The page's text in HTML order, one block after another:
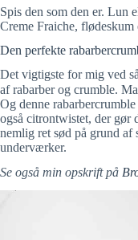
Spis den som den er. Lun
Creme Fraiche,
Den perfekte
Det vigtigste for mig ved
af rabarber og crumble.
Og denne
også citrontwistet, der gør
nemlig ret sød på grund af
underværker.
Se også min opskrift på